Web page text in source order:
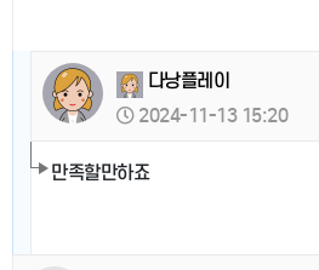
다낭플레이
2024-11-13 15:20
만족할만하죠